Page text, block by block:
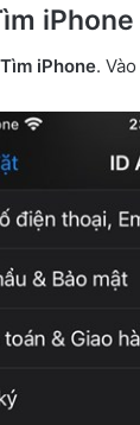
iPhone
Tìm iPhone. Vào